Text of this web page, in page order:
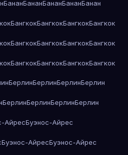
БананБананБананБананБанан
БангкокБангкокБангкокБангкок
БангкокБангкокБангкокБангкок
БангкокБангкокБангкокБангкок
БерлинБерлинБерлинБерлин
БерлинБерлинБерлинБерлин
АйресБуэнос-Айрес
Буэнос-АйресБуэнос-Айрес